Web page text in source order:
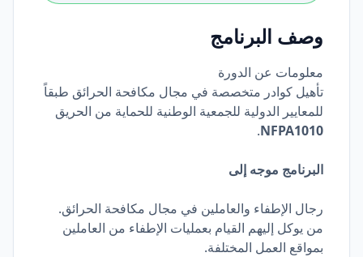
وصف البرنامج
معلومات عن الدورة
تأهيل كوادر متخصصة في مجال مكافحة الحرائق طبقاً
للمعايير الدولية للجمعية الوطنية للحماية من الحريق
NFPA1010
.
البرنامج موجه إلى
رجال الإطفاء والعاملين في مجال مكافحة الحرائق.
من يوكل إليهم القيام بعمليات الإطفاء من العاملين
بمواقع العمل المختلفة.